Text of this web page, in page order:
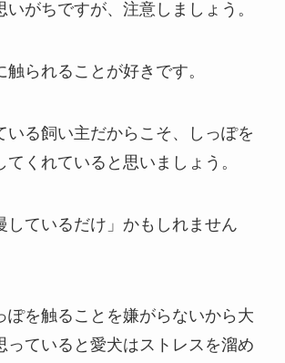
いがちですが、注意しましょう。
られることが好きです。
いる飼い主だからこそ、しっぽを
くれていると思いましょう。
しているだけ」かもしれません
ぽを触ることを嫌がらないから大
っていると愛犬はストレスを溜め